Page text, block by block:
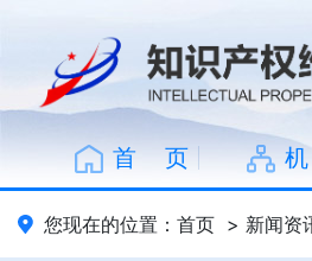
首 页
您现在的位置： 首页 > 新闻资